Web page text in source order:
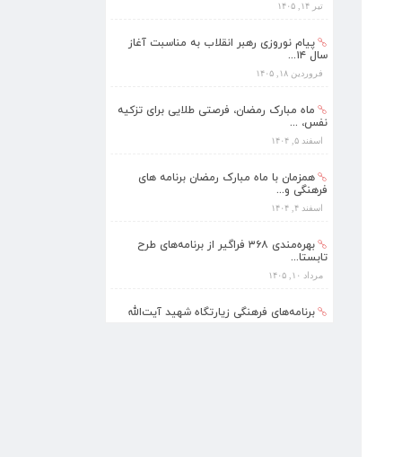
تیر ۱۴, ۱۴۰۵
پیام نوروزی رهبر انقلاب به مناسبت آغاز
سال ۱۴...
فروردین ۱۸, ۱۴۰۵
ماه مبارک رمضان، فرصتی طلایی برای تزکیه
نفس، ...
اسفند ۵, ۱۴۰۴
همزمان با ماه مبارک رمضان برنامه های
فرهنگی و...
اسفند ۴, ۱۴۰۴
بهره‌مندی ۳۶۸ فراگیر از برنامه‌های طرح
تابستا...
مرداد ۱۰, ۱۴۰۵
برنامه‌های فرهنگی زیارتگاه شهید آیت‌الله